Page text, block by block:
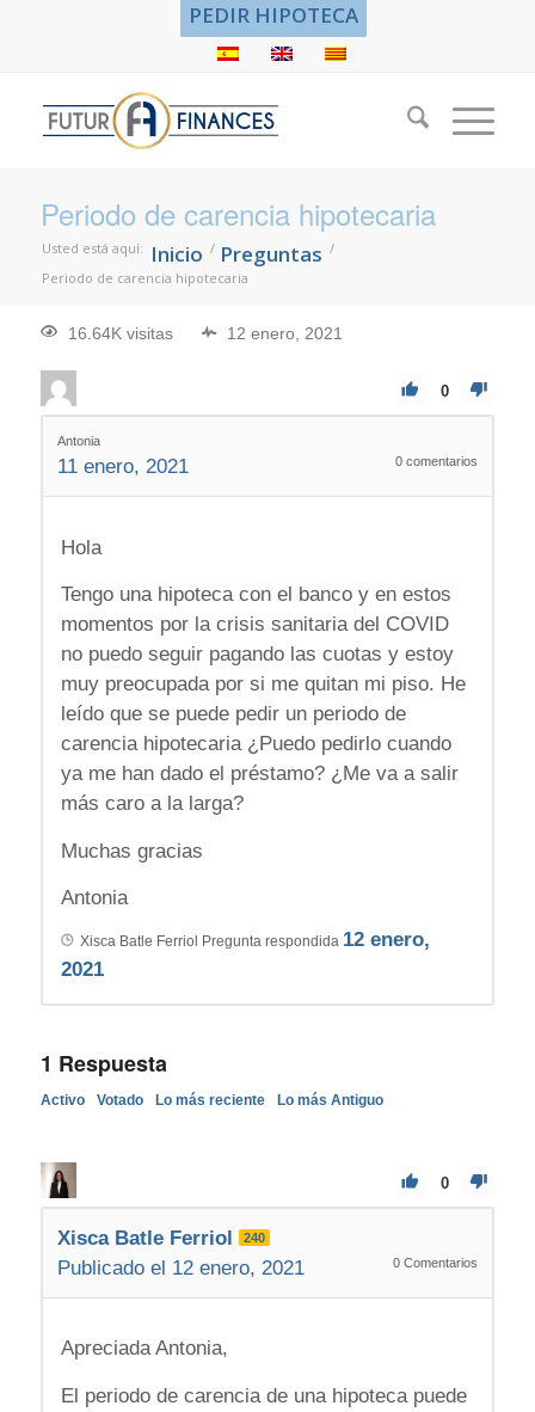
PEDIR HIPOTECA
Periodo de carencia hipotecaria
Usted está aquí: Inicio / Preguntas /
Periodo de carencia hipotecaria
16.64K visitas 12 enero, 2021
0
Antonia
11 enero, 2021 0 comentarios
Hola
Tengo una hipoteca con el banco y en estos
momentos por la crisis sanitaria del COVID
no puedo seguir pagando las cuotas y estoy
muy preocupada por si me quitan mi piso. He
leído que se puede pedir un periodo de
carencia hipotecaria ¿Puedo pedirlo cuando
ya me han dado el préstamo? ¿Me va a salir
más caro a la larga?
Muchas gracias
Antonia
Xisca Batle Ferriol Pregunta respondida 12 enero,
2021
1 Respuesta
Activo Votado Lo más reciente Lo más Antiguo
0
Xisca Batle Ferriol 240
Publicado el 12 enero, 2021 0 Comentarios
Apreciada Antonia,
El periodo de carencia de una hipoteca puede